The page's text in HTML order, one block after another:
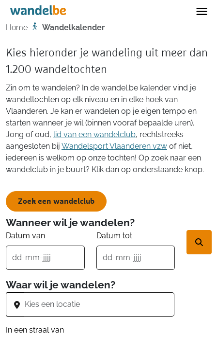
Home
Home Wandelkalender
Kies hieronder je wandeling uit meer dan
1.200 wandeltochten
Zin om te wandelen? In de wandel.be kalender vind je
wandeltochten op elk niveau en in elke hoek van
Vlaanderen. Je kan er wandelen op je eigen tempo en
starten wanneer je wil (binnen vooraf bepaalde uren).
Jong of oud, lid van een wandelclub, rechtstreeks
aangesloten bij Wandelsport Vlaanderen vzw of niet,
iedereen is welkom op onze tochten! Op zoek naar een
wandelclub in je buurt? Klik dan op onderstaande knop.
Zoek een wandelclub
Wanneer wil je wandelen?
Datum van Datum tot
Waar wil je wandelen?
In een straal van